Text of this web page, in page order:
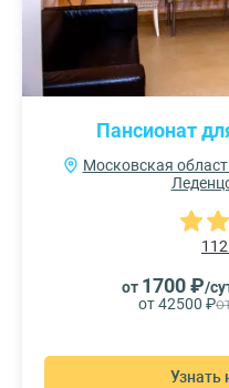
Пансионат
Московская
от 1700 ₽/
от 42500 ₽
Узнать